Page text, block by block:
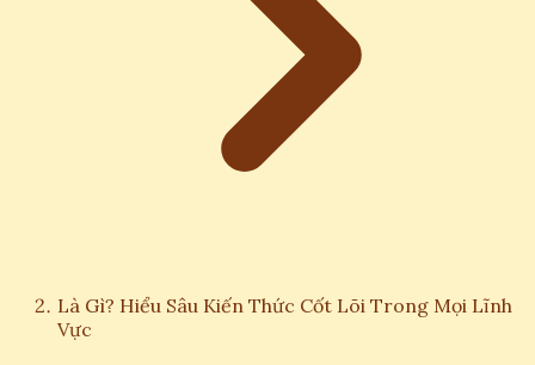
Là Gì? Hiểu Sâu Kiến Thức Cốt Lõi Trong Mọi Lĩnh
Vực